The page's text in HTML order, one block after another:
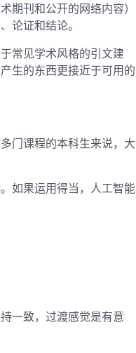
期刊和公开的网络内容）
论证和结论。
常见学术风格的引文建
生的东西更接近于可用的
门课程的本科生来说，大
如果运用得当，人工智能
一致，过渡感觉是有意